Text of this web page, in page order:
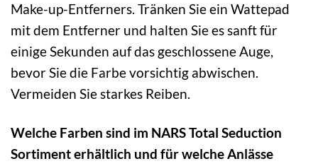
Make-up-Entferners. Tränken Sie ein Wattepad
mit dem Entferner und halten Sie es sanft für
einige Sekunden auf das geschlossene Auge,
bevor Sie die Farbe vorsichtig abwischen.
Vermeiden Sie starkes Reiben.
Welche Farben sind im NARS Total Seduction
Sortiment erhältlich und für welche Anlässe